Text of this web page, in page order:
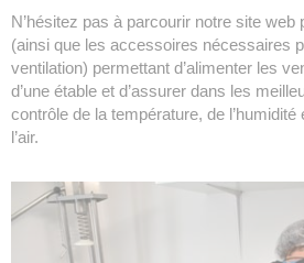
N’hésitez pas à parcourir notre site web
(ainsi que les accessoires nécessaires
ventilation) permettant d’alimenter les
d’une étable et d’assurer dans les
contrôle de la température, de
l’air.